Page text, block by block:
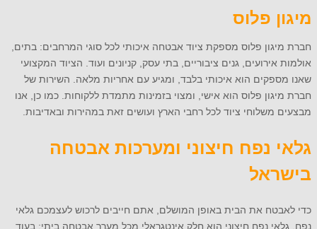
מיגון פלוס
חברת מיגון פלוס מספקת ציוד אבטחה איכותי לכל סוגי המרחבים: בתים,
אולמות אירועים, גנים ציבוריים, בתי עסק, קניונים ועוד. הציוד המקצועי
שאנו מספקים הוא איכותי בלבד, ומגיע עם אחריות מלאה. השירות של
חברת מיגון פלוס הוא אישי, ומצוי בזמינות מתמדת ללקוחות. כמו כן, אנו
מבצעים משלוחי ציוד לכל רחבי הארץ ועושים זאת במהירות ובאדיבות.
גלאי נפח חיצוני ומערכות אבטחה
בישראל
כדי לאבטח את הבית באופן המושלם, אתם חייבים לרכוש לעצמכם גלאי
נפח. גלאי נפח חיצוני הוא חלק אינטגראלי מכל מערך אבטחה ביתי: בעוד